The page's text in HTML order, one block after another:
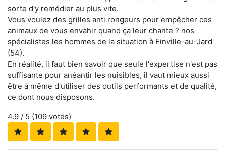
sorte d'y remédier au plus vite.
Vous voulez des grilles anti rongeurs pour empêcher ces
animaux de vous envahir quand ça leur chante ? nos
spécialistes les hommes de la situation à Einville-au-Jard
(54).
En réalité, il faut bien savoir que seule l'expertise n'est pas
suffisante pour anéantir les nuisibles, il vaut mieux aussi
être à même d'utiliser des outils performants et de qualité,
ce dont nous disposons.
4.9 / 5 (109 votes)